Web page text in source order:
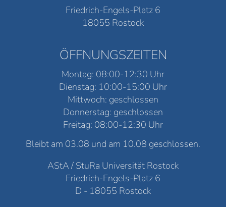
Friedrich-Engels-Platz 6
18055 Rostock
ÖFFNUNGSZEITEN
Montag: 08:00-12:30 Uhr
Dienstag: 10:00-15:00 Uhr
Mittwoch: geschlossen
Donnerstag: geschlossen
Freitag: 08:00-12:30 Uhr
Bleibt am 03.08 und am 10.08 geschlossen.
AStA / StuRa Universität Rostock
Friedrich-Engels-Platz 6
D - 18055 Rostock